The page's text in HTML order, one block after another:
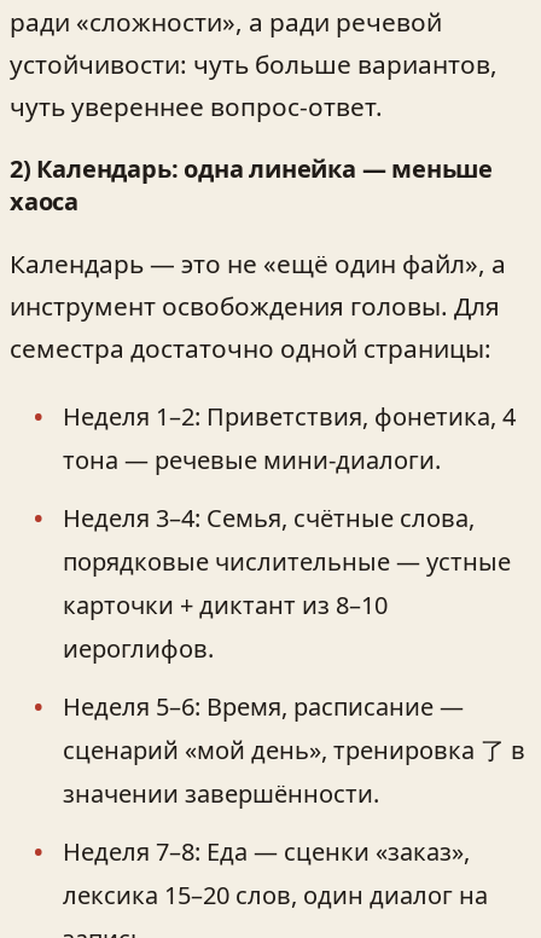
ради «сложности», а ради речевой
устойчивости: чуть больше вариантов,
чуть увереннее вопрос-ответ.
2) Календарь: одна линейка — меньше
хаоса
Календарь — это не «ещё один файл», а
инструмент освобождения головы. Для
семестра достаточно одной страницы:
Неделя 1–2: Приветствия, фонетика, 4
тона — речевые мини-диалоги.
Неделя 3–4: Семья, счётные слова,
порядковые числительные — устные
карточки + диктант из 8–10
иероглифов.
Неделя 5–6: Время, расписание —
сценарий «мой день», тренировка 了 в
значении завершённости.
Неделя 7–8: Еда — сценки «заказ»,
лексика 15–20 слов, один диалог на